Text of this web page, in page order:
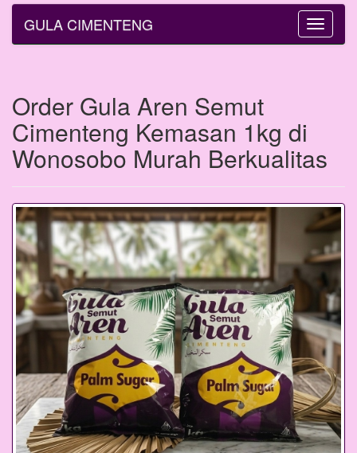
Toggle
GULA CIMENTENG
Order Gula Aren Semut
Cimenteng Kemasan 1kg di
Wonosobo Murah Berkualitas